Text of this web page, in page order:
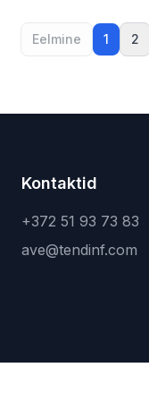
Eelmine 1 2
Kontaktid
+372 51 93 73 83
ave@tendinf.com